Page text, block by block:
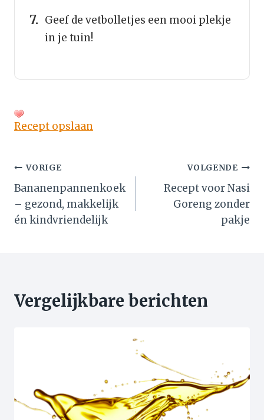
Geef de vetbolletjes een mooi plekje
in je tuin!
Recept opslaan
Bericht
navigatie
VORIGE
Bananenpannenkoek
– gezond, makkelijk
én kindvriendelijk
VOLGENDE
Recept voor Nasi
Goreng zonder
pakje
Vergelijkbare berichten